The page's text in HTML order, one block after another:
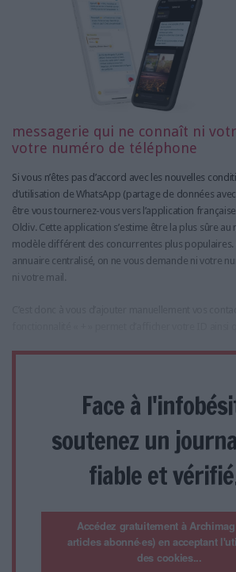
messagerie qui ne connaît ni
votre numéro de téléphone
Si vous n’êtes pas d’accord avec les nouvelles
d’utilisation de WhatsApp (partage de données
être vous tournerez-vous vers l’application
Oldiv. Cette application s’estime être la plus sûre
modèle différent des concurrentes plus populaires.
annuaire centralisé, on ne vous demande ni votre
ni votre mail.
Face à
soutenez un
fiable et
Accédez gratuitement à
articles abonné·es) en acceptant
des cookies...